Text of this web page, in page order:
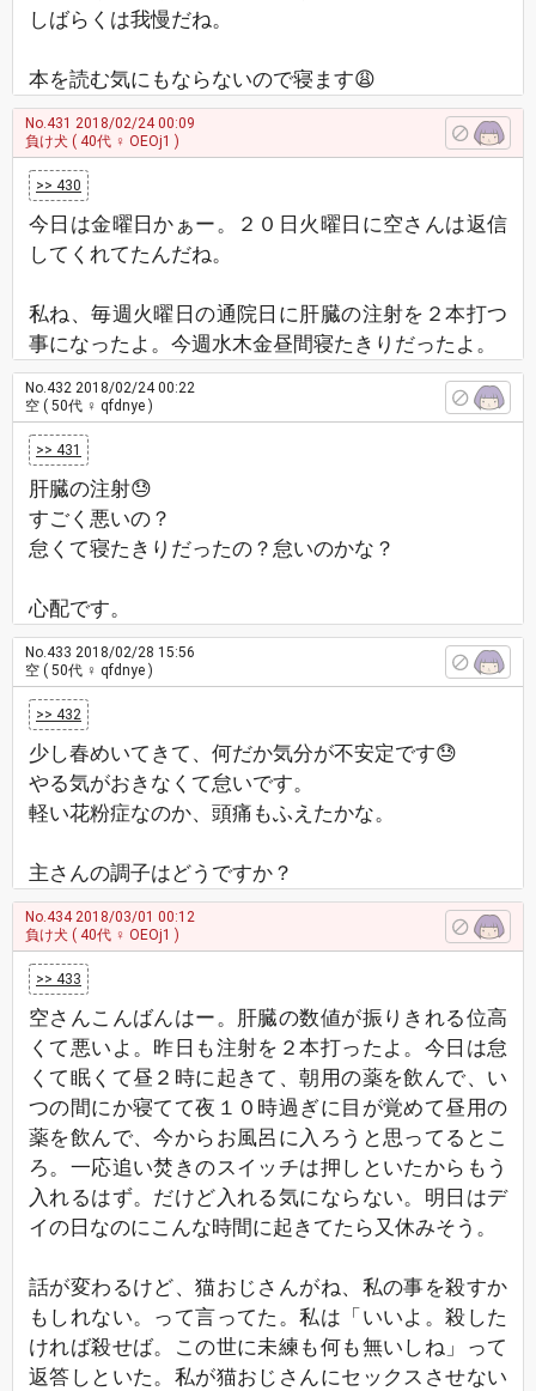
しばらくは我慢だね。
本を読む気にもならないので寝ます😩
No.431 2018/02/24 00:09
負け犬 ( 40代 ♀ OEOj1 )
>> 430
今日は金曜日かぁー。２０日火曜日に空さんは返信
してくれてたんだね。
私ね、毎週火曜日の通院日に肝臓の注射を２本打つ
事になったよ。今週水木金昼間寝たきりだったよ。
No.432 2018/02/24 00:22
空 ( 50代 ♀ qfdnye )
>> 431
肝臓の注射😓
すごく悪いの？
怠くて寝たきりだったの？怠いのかな？
心配です。
No.433 2018/02/28 15:56
空 ( 50代 ♀ qfdnye )
>> 432
少し春めいてきて、何だか気分が不安定です😓
やる気がおきなくて怠いです。
軽い花粉症なのか、頭痛もふえたかな。
主さんの調子はどうですか？
No.4342018/03/01 00:12
負け犬 ( 40代 ♀ OEOj1 )
>> 433
空さんこんばんはー。肝臓の数値が振りきれる位高
くて悪いよ。昨日も注射を２本打ったよ。今日は怠
くて眠くて昼２時に起きて、朝用の薬を飲んで、い
つの間にか寝てて夜１０時過ぎに目が覚めて昼用の
薬を飲んで、今からお風呂に入ろうと思ってるとこ
ろ。一応追い焚きのスイッチは押しといたからもう
入れるはず。だけど入れる気にならない。明日はデ
イの日なのにこんな時間に起きてたら又休みそう。
話が変わるけど、猫おじさんがね、私の事を殺すか
もしれない。って言ってた。私は「いいよ。殺した
ければ殺せば。この世に未練も何も無いしね」って
返答しといた。私が猫おじさんにセックスさせない